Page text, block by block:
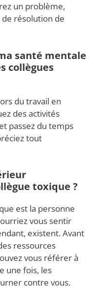
un problème,
résolution de
santé mentale
collègues
du travail en
des activités
passez du temps
tout
toxique ?
est la personne
vous sentir
existent. Avant
ressources
vous référer à
une fois, les
contre vous.